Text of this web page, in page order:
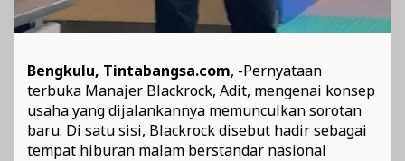
Bengkulu, Tintabangsa.com, -Pernyataan
terbuka Manajer Blackrock, Adit, mengenai konsep
usaha yang dijalankannya memunculkan sorotan
baru. Di satu sisi, Blackrock disebut hadir sebagai
tempat hiburan malam berstandar nasional